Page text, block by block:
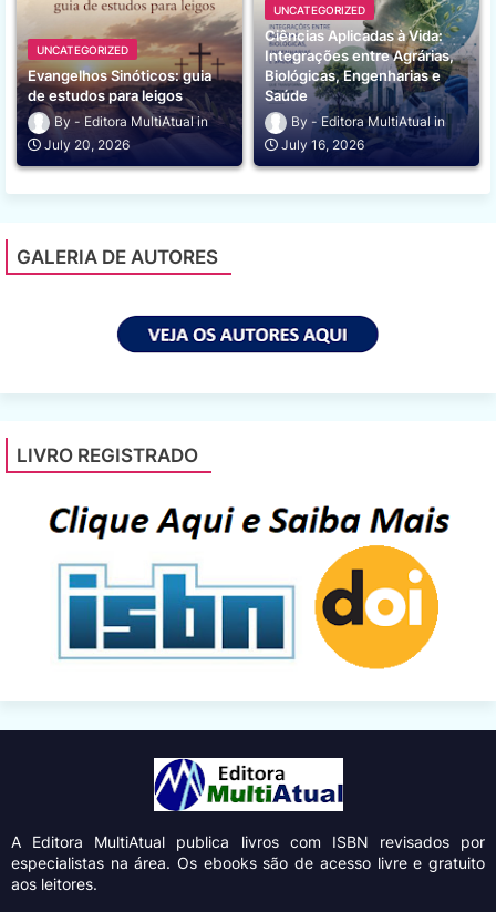
UNCATEGORIZED
Evangelhos Sinóticos: guia
de estudos para leigos
Editora MultiAtual
July 20, 2026
UNCATEGORIZED
Ciências Aplicadas à Vida:
Integrações entre Agrárias,
Biológicas, Engenharias e
Saúde
Editora MultiAtual
July 16, 2026
GALERIA DE AUTORES
LIVRO REGISTRADO
A Editora MultiAtual publica livros com ISBN revisados por
especialistas na área. Os ebooks são de acesso livre e gratuito
aos leitores.